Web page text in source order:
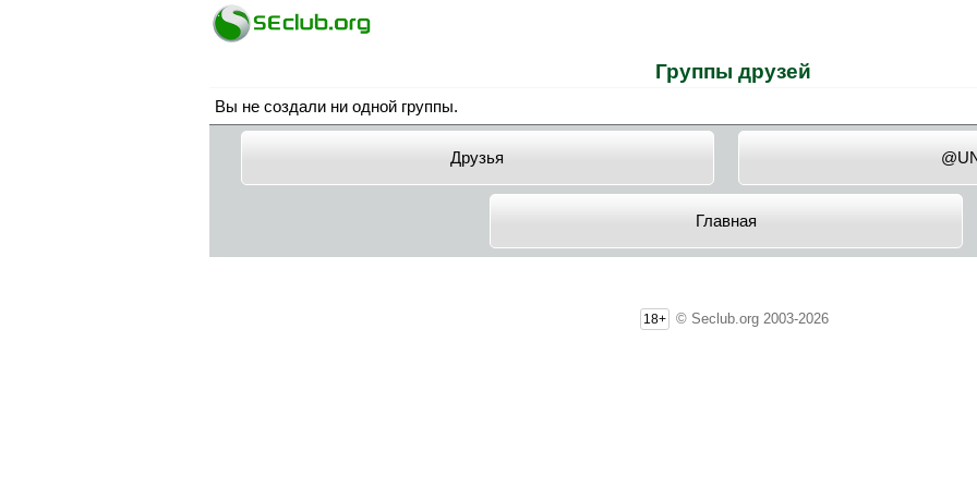
Группы друзей
Вы не создали ни одной группы.
Друзья
Главная
18+ © Seclub.org 2003-2026